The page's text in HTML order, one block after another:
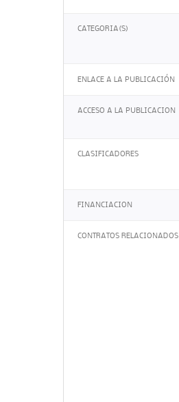
CATEGORIA(S)
ENLACE A LA PUBLICACIÓN
ACCESO A LA PUBLICACION
CLASIFICADORES
FINANCIACION
CONTRATOS RELACIONADOS